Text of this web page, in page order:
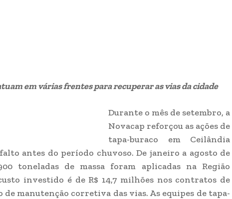
em várias frentes para recuperar as vias da cidade
Durante o mês de setembro, a
Novacap reforçou as ações de
tapa-buraco em Ceilândia
antes do período chuvoso. De janeiro a agosto de
toneladas de massa foram aplicadas na Região
investido é de R$ 14,7 milhões nos contratos de
de manutenção corretiva das vias. As equipes de tapa-